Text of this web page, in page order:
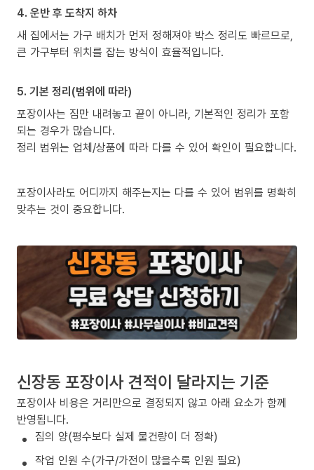
4. 운반 후 도착지 하차
새 집에서는 가구 배치가 먼저 정해져야 박스 정리도 빠르므로,
큰 가구부터 위치를 잡는 방식이 효율적입니다.
5. 기본 정리(범위에 따라)
포장이사는 짐만 내려놓고 끝이 아니라, 기본적인 정리가 포함
되는 경우가 많습니다.
정리 범위는 업체/상품에 따라 다를 수 있어 확인이 필요합니다.
포장이사라도 어디까지 해주는지는 다를 수 있어 범위를 명확히
맞추는 것이 중요합니다.
신장동 포장이사 견적이 달라지는 기준
포장이사 비용은 거리만으로 결정되지 않고 아래 요소가 함께
반영됩니다.
짐의 양(평수보다 실제 물건량이 더 정확)
작업 인원 수(가구/가전이 많을수록 인원 필요)